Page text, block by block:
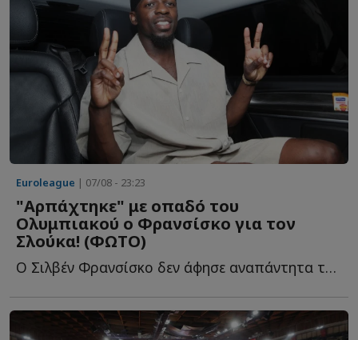
Euroleague | 07/08 - 23:23
"Αρπάχτηκε" με οπαδό του
Ολυμπιακού ο Φρανσίσκο για τον
Σλούκα! (ΦΩΤΟ)
Ο Σιλβέν Φρανσίσκο δεν άφησε αναπάντητα τα όσα έγραψε φ...